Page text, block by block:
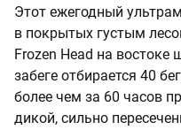
Этот ежегодный
в покрытых густым
Frozen Head на востоке
забеге отбирается 40
более чем за 60 часов
дикой, сильно